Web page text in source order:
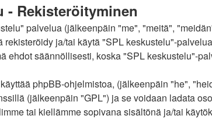
- Rekisteröityminen
palvelua (jälkeenpäin "me", "meitä",
rekisteröidy ja/tai käytä "SPL keskustelu"-
ehdot säännöllisesti, koska "SPL keskustelu"-
phpBB-ohjelmistoa, (jälkeenpäin "he",
(jälkeenpäin "GPL") ja se voidaan ladata
tai kiellämme sopivana sisältönä ja/tai